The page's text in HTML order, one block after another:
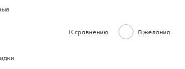
К сравнению В желания